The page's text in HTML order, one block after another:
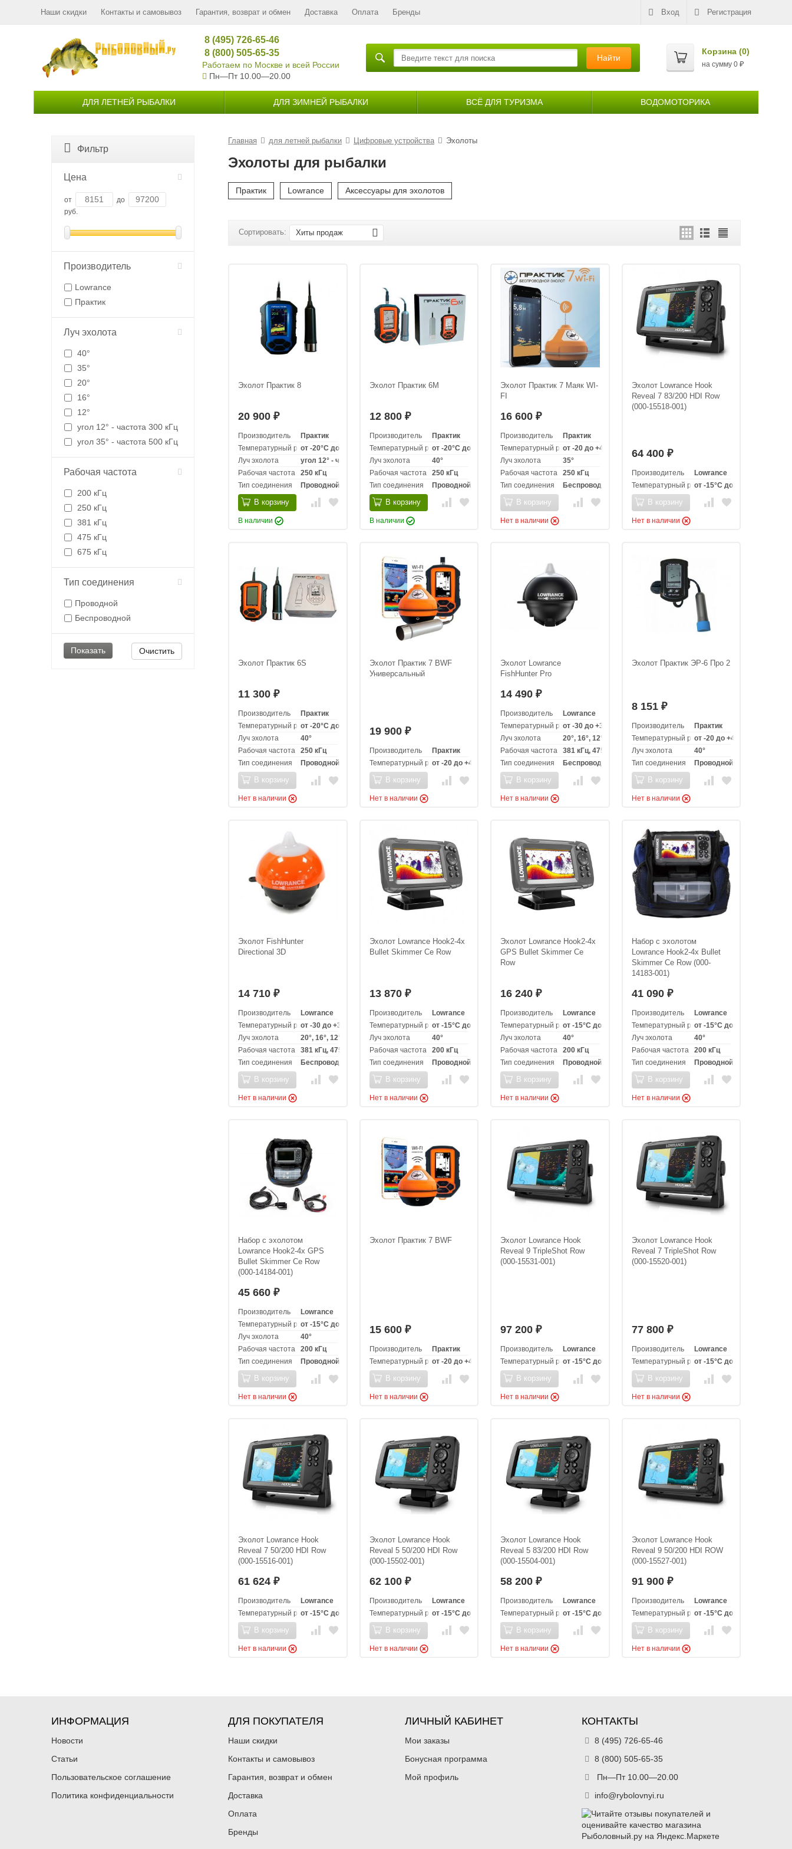
Вход Регистрация
Наши скидки Контакты и самовывоз Гарантия, возврат и обмен Доставка Оплата Бренды
8 (495) 726-65-46
8 (800) 505-65-35
Работаем по Москве и всей России
Пн—Пт 10.00—20.00
Найти
Корзина (0)
на сумму 0 ₽
ДЛЯ ЛЕТНЕЙ РЫБАЛКИ ДЛЯ ЗИМНЕЙ РЫБАЛКИ ВСЁ ДЛЯ ТУРИЗМА ВОДОМОТОРИКА
Главная для летней рыбалки Цифровые устройства Эхолоты
Эхолоты для рыбалки
Практик Lowrance Аксессуары для эхолотов
Сортировать: Хиты продаж
Эхолот Практик 8
20 900 ₽
Производитель
Практик
Температурный режим эксплуатации
от -20°C до +60°С
Луч эхолота
угол 12° - частота 300 кГц, угол 35° - частота 500 кГц
Рабочая частота
250 кГц
Тип соединения
Проводной
В корзину
В наличии
Эхолот Практик 6M
12 800 ₽
Производитель
Практик
Температурный режим эксплуатации
от -20°C до +60°С
Луч эхолота
40°
Рабочая частота
250 кГц
Тип соединения
Проводной
В корзину
В наличии
Эхолот Практик 7 Маяк WI-
FI
16 600 ₽
Производитель
Практик
Температурный режим эксплуатации
от -20 до +40 °C
Луч эхолота
35°
Рабочая частота
250 кГц
Тип соединения
Беспроводной
В корзину
Нет в наличии
Эхолот Lowrance Hook
Reveal 7 83/200 HDI Row
(000-15518-001)
64 400 ₽
Производитель
Lowrance
Температурный режим эксплуатации
от -15°C до +55°C
В корзину
Нет в наличии
Эхолот Практик 6S
11 300 ₽
Производитель
Практик
Температурный режим эксплуатации
от -20°C до +60°С
Луч эхолота
40°
Рабочая частота
250 кГц
Тип соединения
Проводной
В корзину
Нет в наличии
Эхолот Практик 7 BWF
Универсальный
19 900 ₽
Производитель
Практик
Температурный режим эксплуатации
от -20 до +40 °C
В корзину
Нет в наличии
Эхолот Lowrance
FishHunter Pro
14 490 ₽
Производитель
Lowrance
Температурный режим эксплуатации
от -30 до +35 °C
Луч эхолота
20°, 16°, 12°
Рабочая частота
381 кГц, 475 кГц, 675 кГц
Тип соединения
Беспроводной
В корзину
Нет в наличии
Эхолот Практик ЭР-6 Про 2
8 151 ₽
Производитель
Практик
Температурный режим эксплуатации
от -20 до +40 °C
Луч эхолота
40°
Тип соединения
Проводной
В корзину
Нет в наличии
Эхолот FishHunter
Directional 3D
14 710 ₽
Производитель
Lowrance
Температурный режим эксплуатации
от -30 до +35 °C
Луч эхолота
20°, 16°, 12°
Рабочая частота
381 кГц, 475 кГц, 675 кГц
Тип соединения
Беспроводной
В корзину
Нет в наличии
Эхолот Lowrance Hook2-4x
Bullet Skimmer Ce Row
13 870 ₽
Производитель
Lowrance
Температурный режим эксплуатации
от -15°C до +55°C
Луч эхолота
40°
Рабочая частота
200 кГц
Тип соединения
Проводной
В корзину
Нет в наличии
Эхолот Lowrance Hook2-4x
GPS Bullet Skimmer Ce
Row
16 240 ₽
Производитель
Lowrance
Температурный режим эксплуатации
от -15°C до +55°C
Луч эхолота
40°
Рабочая частота
200 кГц
Тип соединения
Проводной
В корзину
Нет в наличии
Набор с эхолотом
Lowrance Hook2-4x Bullet
Skimmer Ce Row (000-
14183-001)
41 090 ₽
Производитель
Lowrance
Температурный режим эксплуатации
от -15°C до +55°C
Луч эхолота
40°
Рабочая частота
200 кГц
Тип соединения
Проводной
В корзину
Нет в наличии
Набор с эхолотом
Lowrance Hook2-4x GPS
Bullet Skimmer Ce Row
(000-14184-001)
45 660 ₽
Производитель
Lowrance
Температурный режим эксплуатации
от -15°C до +55°C
Луч эхолота
40°
Рабочая частота
200 кГц
Тип соединения
Проводной
В корзину
Нет в наличии
Эхолот Практик 7 BWF
15 600 ₽
Производитель
Практик
Температурный режим эксплуатации
от -20 до +40 °C
В корзину
Нет в наличии
Эхолот Lowrance Hook
Reveal 9 TripleShot Row
(000-15531-001)
97 200 ₽
Производитель
Lowrance
Температурный режим эксплуатации
от -15°C до +55°C
В корзину
Нет в наличии
Эхолот Lowrance Hook
Reveal 7 TripleShot Row
(000-15520-001)
77 800 ₽
Производитель
Lowrance
Температурный режим эксплуатации
от -15°C до +55°C
В корзину
Нет в наличии
Эхолот Lowrance Hook
Reveal 7 50/200 HDI Row
(000-15516-001)
61 624 ₽
Производитель
Lowrance
Температурный режим эксплуатации
от -15°C до +55°C
В корзину
Нет в наличии
Эхолот Lowrance Hook
Reveal 5 50/200 HDI Row
(000-15502-001)
62 100 ₽
Производитель
Lowrance
Температурный режим эксплуатации
от -15°C до +55°C
В корзину
Нет в наличии
Эхолот Lowrance Hook
Reveal 5 83/200 HDI Row
(000-15504-001)
58 200 ₽
Производитель
Lowrance
Температурный режим эксплуатации
от -15°C до +55°C
В корзину
Нет в наличии
Эхолот Lowrance Hook
Reveal 9 50/200 HDI ROW
(000-15527-001)
91 900 ₽
Производитель
Lowrance
Температурный режим эксплуатации
от -15°C до +55°C
В корзину
Нет в наличии
Фильтр
Цена
от
до
руб.
Производитель
Lowrance
Практик
Луч эхолота
40°
35°
20°
16°
12°
угол 12° - частота 300 кГц
угол 35° - частота 500 кГц
Рабочая частота
200 кГц
250 кГц
381 кГц
475 кГц
675 кГц
Тип соединения
Проводной
Беспроводной
Очистить
ИНФОРМАЦИЯ
Новости
Статьи
Пользовательское соглашение
Политика конфиденциальности
ДЛЯ ПОКУПАТЕЛЯ
Наши скидки
Контакты и самовывоз
Гарантия, возврат и обмен
Доставка
Оплата
Бренды
ЛИЧНЫЙ КАБИНЕТ
Мои заказы
Бонусная программа
Мой профиль
КОНТАКТЫ
8 (495) 726-65-46
8 (800) 505-65-35
Пн—Пт 10.00—20.00
info@rybolovnyi.ru